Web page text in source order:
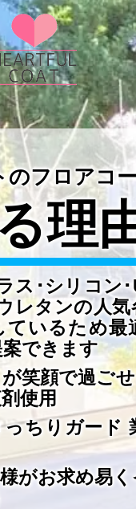
のフロアコ
理
ス･シリコン
レタンの人
ているため最
できます
笑顔で過ご
使用
ちりガード
がお求め易